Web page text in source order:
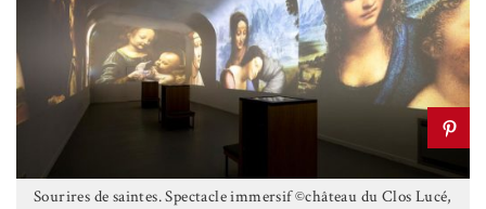
Sourires de saintes. Spectacle immersif ©château du Clos Lucé,